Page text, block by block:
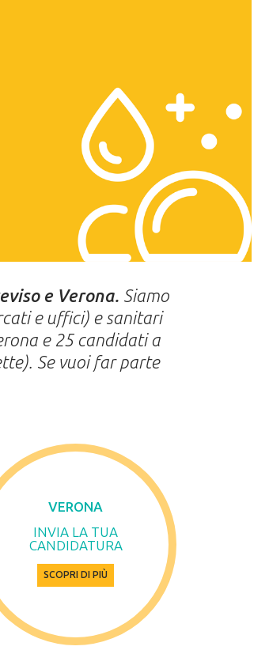
e Verona. Siamo
e uffici) e sanitari
e 25 candidati a
Se vuoi far parte
VERONA
INVIA LA TUA
CANDIDATURA
SCOPRI DI PIÙ